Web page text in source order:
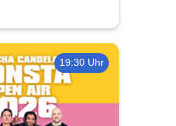
19:30 Uhr